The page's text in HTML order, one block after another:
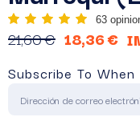
63
21,60 € 18,36 €
Subscribe To